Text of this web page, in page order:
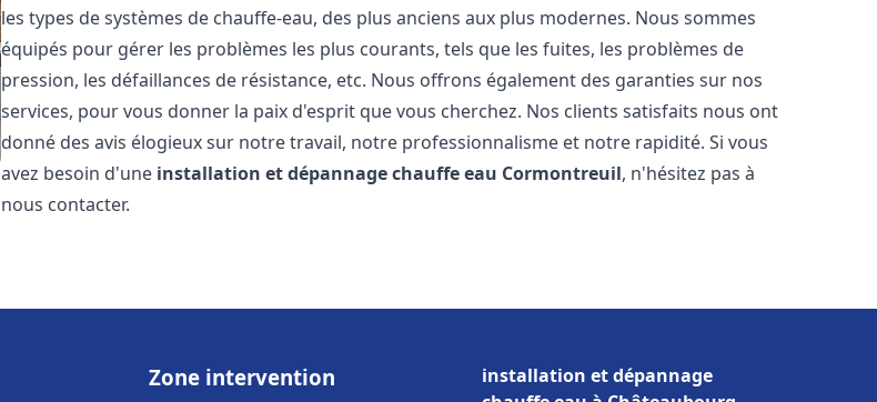
les types de systèmes de chauffe-eau, des plus anciens aux plus modernes. Nous sommes
équipés pour gérer les problèmes les plus courants, tels que les fuites, les problèmes de
pression, les défaillances de résistance, etc. Nous offrons également des garanties sur nos
services, pour vous donner la paix d'esprit que vous cherchez. Nos clients satisfaits nous ont
donné des avis élogieux sur notre travail, notre professionnalisme et notre rapidité. Si vous
avez besoin d'une installation et dépannage chauffe eau Cormontreuil, n'hésitez pas à
nous contacter.
Zone intervention
installation et dépannage